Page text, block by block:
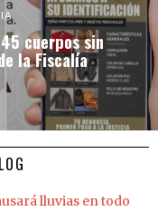
cuerpos sin
la Fiscalía